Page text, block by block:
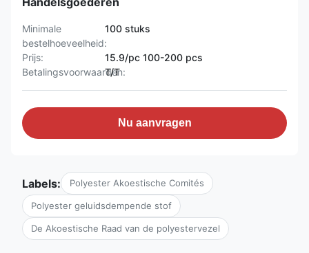
Minimale
bestelhoeveelheid:
100 stuks
Prijs:
15.9/pc 100-200 pcs
Betalingsvoorwaarden:
T/T
Nu aanvragen
Labels: Polyester Akoestische Comités
Polyester geluidsdempende stof
De Akoestische Raad van de polyestervezel